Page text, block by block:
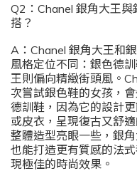
Q2：Chanel 銀角大王
搭？
A：Chanel 銀角大王和
風格定位不同：銀色德
王則偏向精緻街頭風。
次嘗試銀色鞋的女孩，
德訓鞋，因為它的設計
或皮衣，呈現復古又舒
整體造型亮眼一些，銀
也能打造更有質感的法
現極佳的時尚效果。